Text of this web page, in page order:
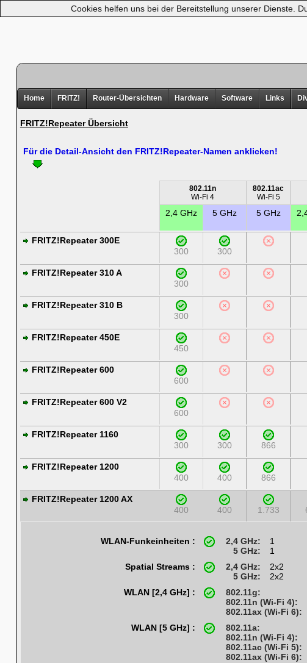
Home FRITZ! Router-Übersichten Hardware Software Links
FRITZ!Repeater Übersicht
Für die Detail-Ansicht den FRITZ!Repeater-Namen anklicken!
802.11n
Wi-Fi 4
802.11ac
Wi-Fi 5
2,4 GHz 5 GHz 5 GHz
FRITZ!Repeater 300E
300
300
FRITZ!Repeater 310 A
300
FRITZ!Repeater 310 B
300
FRITZ!Repeater 450E
450
FRITZ!Repeater 600
600
FRITZ!Repeater 600 V2
600
FRITZ!Repeater 1160
300
300 866
FRITZ!Repeater 1200
400
400 866
FRITZ!Repeater 1200 AX
400
400 1.733
WLAN-Funkeinheiten : 2,4 GHz:
1
5 GHz:
1
Spatial Streams :
2,4 GHz:
2x2
5 GHz:
2x2
WLAN [2,4 GHz] :
802.11g:
802.11n (Wi-Fi 4):
802.11ax (Wi-Fi 6):
WLAN [5 GHz] : 802.11a:
802.11n (Wi-Fi 4):
802.11ac (Wi-Fi 5):
802.11ax (Wi-Fi 6):
Cookies helfen uns bei der Bereitstellung unserer Dienste.